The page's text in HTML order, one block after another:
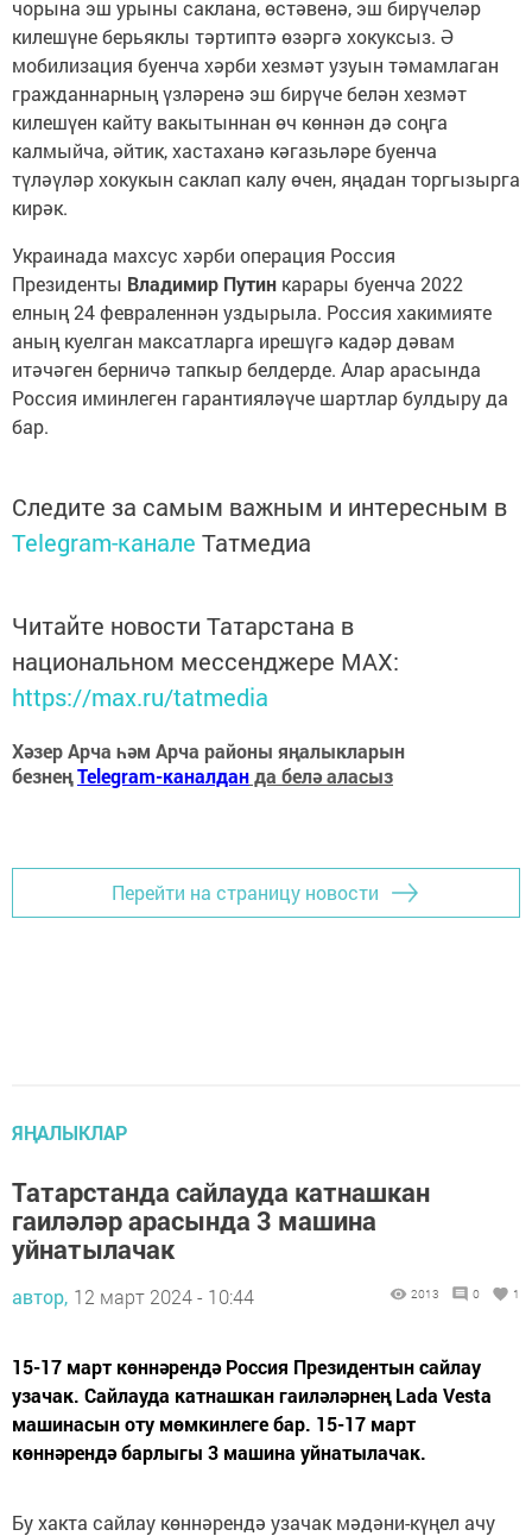
чорына эш урыны саклана, өстәвенә, эш бирүчеләр
килешүне берьяклы тәртиптә өзәргә хокуксыз. Ә
мобилизация буенча хәрби хезмәт узуын тәмамлаган
гражданнарның үзләренә эш бирүче белән хезмәт
килешүен кайту вакытыннан өч көннән дә соңга
калмыйча, әйтик, хастаханә кәгазьләре буенча
түләүләр хокукын саклап калу өчен, яңадан торгызырга
кирәк.
Украинада махсус хәрби операция Россия
Президенты Владимир Путин карары буенча 2022
елның 24 февраленнән уздырыла. Россия хакимияте
аның куелган максатларга ирешүгә кадәр дәвам
итәчәген берничә тапкыр белдерде. Алар арасында
Россия иминлеген гарантияләүче шартлар булдыру да
бар.
Следите за самым важным и интересным в
Telegram-канале Татмедиа
Читайте новости Татарстана в
национальном мессенджере MАХ:
https://max.ru/tatmedia
Хәзер Арча һәм Арча районы яңалыкларын
безнеңTelegram-каналданда белә аласыз
Перейти на страницу новости
ЯҢАЛЫКЛАР
Татарстанда сайлауда катнашкан
гаиләләр арасында 3 машина
уйнатылачак
автор, 12 март 2024 - 10:44 2013 0 1
15-17 март көннәрендә Россия Президентын сайлау
узачак. Сайлауда катнашкан гаиләләрнең Lada Vesta
машинасын оту мөмкинлеге бар. 15-17 март
көннәрендә барлыгы 3 машина уйнатылачак.
Бу хакта сайлау көннәрендә узачак мәдәни-күңел ачу